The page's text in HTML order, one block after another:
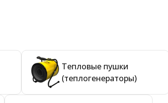
Тепловые пушки
(теплогенераторы)